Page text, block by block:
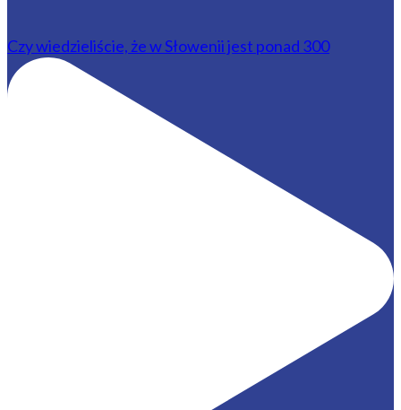
Czy wiedzieliście, że w Słowenii jest ponad 300